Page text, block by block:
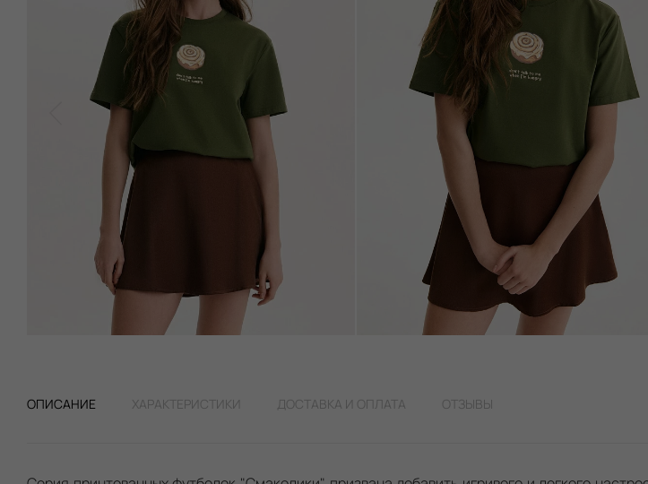
ОПИСАНИЕ ХАРАКТЕРИСТИКИ ДОСТАВКА И ОПЛАТА ОТЗЫВЫ